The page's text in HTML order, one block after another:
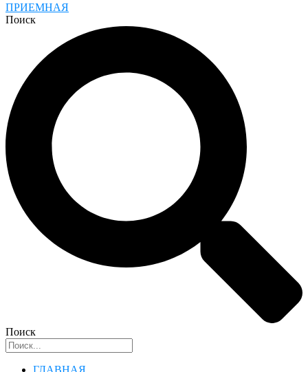
ПРИЕМНАЯ
Поиск
Поиск
ГЛАВНАЯ